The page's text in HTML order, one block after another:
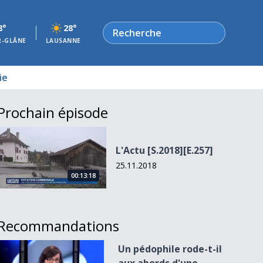
GLÂNE
28°
LAUSANNE
Rechercher
épisode
[S.2018][E.257]
00:13:18
L'Actu [S.2018][E.257]
25.11.2018
pédophile rode-t-il aux abords d&#039;une école à
Un pédophile rode-t-il